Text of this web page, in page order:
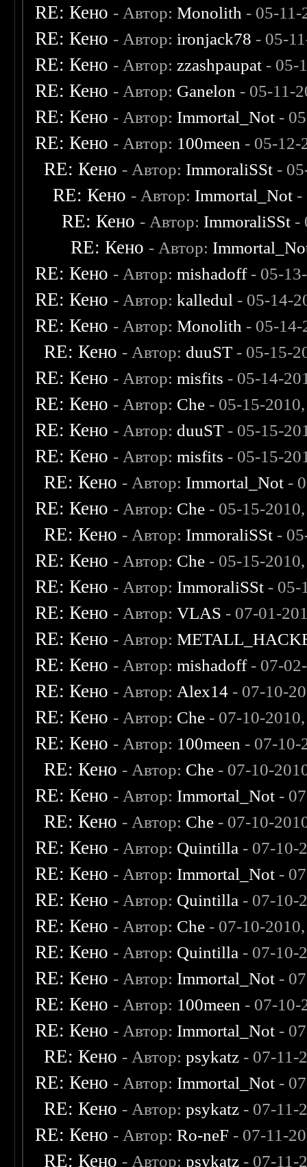
RE: Кено - Автор:Monolith - 05-11-
RE: Кено - Автор: ironjack78 - 05-
RE: Кено - Автор: zzashpaupat - 05-
RE: Кено - Автор: Ganelon - 05-11-
RE: Кено - Автор: Immortal_Not -
RE: Кено - Автор: 100meen - 05-12-
RE: Кено - Автор: ImmoraliSSt -
RE: Кено - Автор: Immortal_Not -
RE: Кено - Автор: ImmoraliSSt -
RE: Кено - Автор:
RE: Кено - Автор:mishadoff- 05-
RE: Кено - Автор:kalledul - 05-14-
RE: Кено - Автор:Monolith - 05-
RE: Кено - Автор: duuST - 05-15-
RE: Кено - Автор:misfits - 05-14-
RE: Кено - Автор: Che - 05-15-
RE: Кено - Автор: duuST - 05-15-
RE: Кено - Автор:misfits - 05-15-
RE: Кено - Автор: Immortal_Not -
RE: Кено - Автор: Che - 05-15-
RE: Кено - Автор: ImmoraliSSt -
RE: Кено - Автор: Che - 05-15-
RE: Кено - Автор: ImmoraliSSt - 05-
RE: Кено - Автор:VLAS - 07-01-
RE: Кено - Автор:
RE: Кено - Автор:mishadoff- 07-
RE: Кено - Автор: Alex14 - 07-10-
RE: Кено - Автор: Che - 07-10-
RE: Кено - Автор: 100meen - 07-10-
RE: Кено - Автор: Che - 07-10-
RE: Кено - Автор: Immortal_Not -
RE: Кено - Автор: Che - 07-10-
RE: Кено - Автор: Quintilla - 07-10-
RE: Кено - Автор: Immortal_Not -
RE: Кено - Автор: Quintilla - 07-10-
RE: Кено - Автор: Che - 07-10-
RE: Кено - Автор: Quintilla - 07-10-
RE: Кено - Автор: Immortal_Not -
RE: Кено - Автор: 100meen - 07-10-
RE: Кено - Автор: Immortal_Not -
RE: Кено - Автор:psykatz - 07-11-
RE: Кено - Автор: Immortal_Not -
RE: Кено - Автор:psykatz - 07-11-
RE: Кено - Автор:Ro-neF - 07-11-
RE: Кено - Автор:psykatz - 07-11-